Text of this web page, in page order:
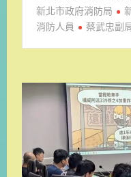
新北市政府消防局
消防人員
蔡武忠副